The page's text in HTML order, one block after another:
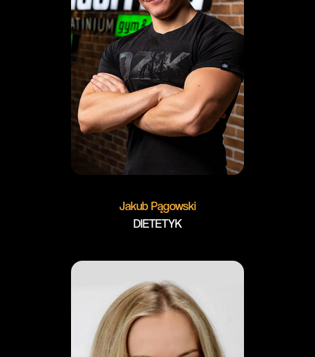
Jakub Pągowski
DIETETYK